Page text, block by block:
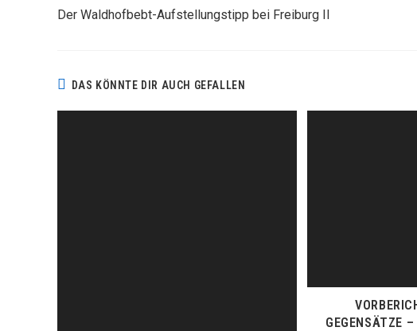
ANSEHEN
Der Waldhofbebt-Aufstellungstipp bei Freiburg II
DAS KÖNNTE DIR AUCH GEFALLEN
GEGENSÄTZE